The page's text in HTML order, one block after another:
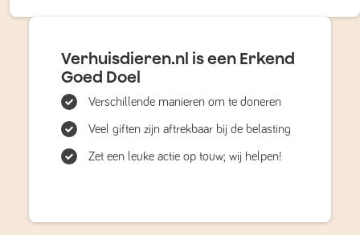
Verhuisdieren.nl is een Erkend
Goed Doel
Verschillende manieren om te doneren
Veel giften zijn aftrekbaar bij de belasting
Zet een leuke actie op touw; wij helpen!